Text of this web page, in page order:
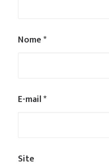
Nome*
E-mail*
Site